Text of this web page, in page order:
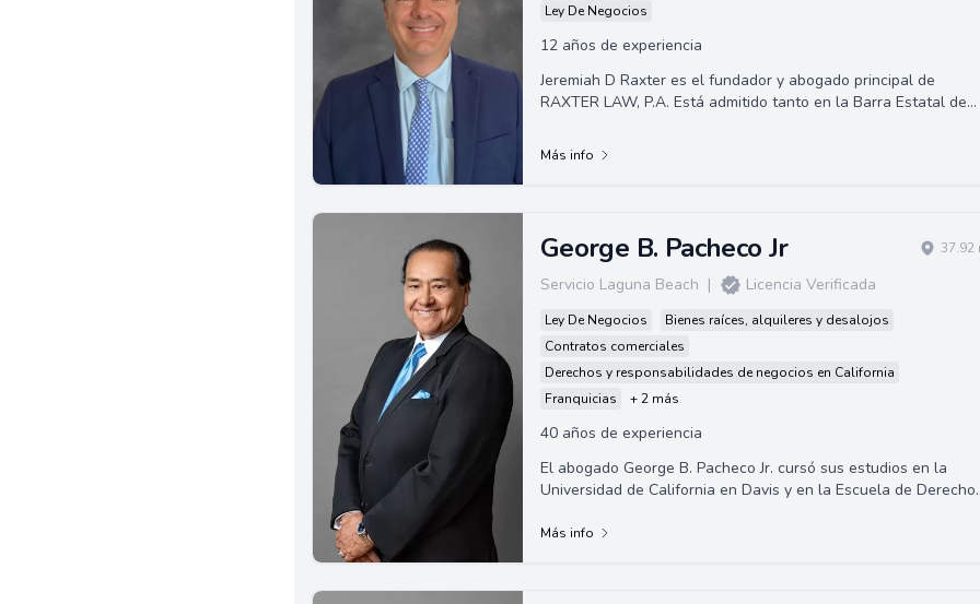
Ley De Negocios
12 años de experiencia
Jeremiah D Raxter es el fundador y abogado principal de
RAXTER LAW, P.A. Está admitido tanto en la Barra Estatal de
Más info
George B. Pacheco Jr
Servicio Laguna Beach | Licencia Verificada
Ley De Negocios
Bienes raíces, alquileres y desalojos
Contratos comerciales
Derechos y responsabilidades de negocios en California
Franquicias
+ 2 más
40 años de experiencia
37.92
El abogado George B. Pacheco Jr. cursó sus estudios en la
Universidad de California en Davis y en la Escuela de Derecho
Más info